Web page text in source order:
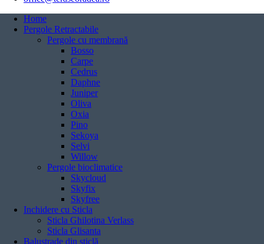
Home
Pergole Retractabile
Pergole cu membrană
Bosso
Carpe
Cedrus
Daphne
Juniper
Oliva
Oxia
Pino
Sekoya
Selvi
Willow
Pergole bioclimatice
Skycloud
Skyfix
Skyfree
Inchidere cu Sticla
Sticla Ghilotina Verlass
Sticla Glisanta
Balustrade din sticlă